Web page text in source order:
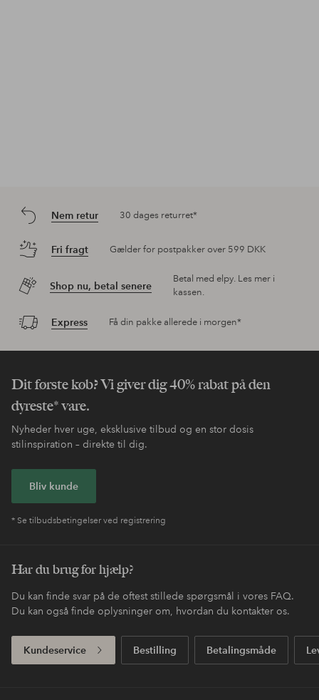
Nem retur 30 dages returret*
Fri fragt Gælder for postpakker over 599 DKK
Shop nu, betal senere
Betal med elpy. Les mer i
kassen.
Express Få din pakke allerede i morgen*
Dit første køb? Vi giver dig 40% rabat på den
dyreste* vare.
Nyheder hver uge, eksklusive tilbud og en stor dosis
stilinspiration – direkte til dig.
Bliv kunde
* Se tilbudsbetingelser ved registrering
Har du brug for hjælp?
Du kan finde svar på de oftest stillede spørgsmål i vores FAQ.
Du kan også finde oplysninger om, hvordan du kontakter os.
Kundeservice Bestilling Betalingsmåde